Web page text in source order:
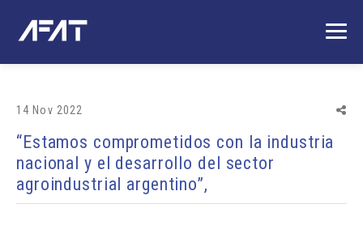
14 Nov 2022
“Estamos comprometidos con la industria
nacional y el desarrollo del sector
agroindustrial argentino”,